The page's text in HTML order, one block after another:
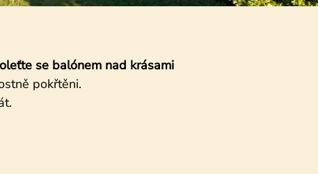
se balónem nad krásami
pokřtěni.